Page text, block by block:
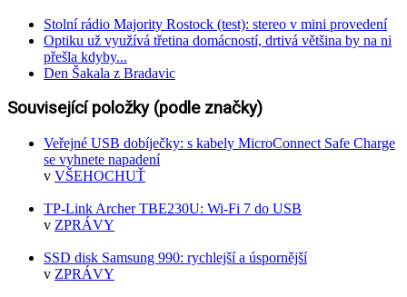
Stolní rádio Majority Rostock (test): stereo v mini provedení
Optiku už využívá třetina domácností, drtivá většina by na ni
přešla kdyby...
Den Šakala z Bradavic
Související položky (podle značky)
Veřejné USB dobíječky: s kabely MicroConnect Safe Charge
se vyhnete napadení
v VŠEHOCHUŤ
TP-Link Archer TBE230U: Wi-Fi 7 do USB
v ZPRÁVY
SSD disk Samsung 990: rychlejší a úspornější
v ZPRÁVY